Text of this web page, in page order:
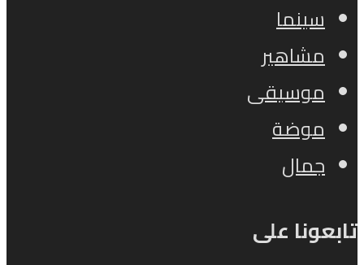
سينما
مشاهير
موسيقى
موضة
جمال
تابعونا على